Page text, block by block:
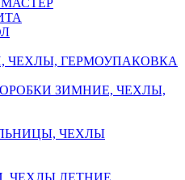
ЧЕХЛЫ, ГЕРМОУПАКОВКА
ЗИМНИЕ, ЧЕХЛЫ,
ЧЕХЛЫ
ЧЕХЛЫ ЛЕТНИЕ